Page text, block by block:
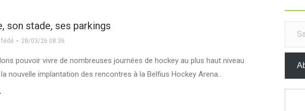
son stade, ses parkings
fédé 28/03/26 08:36
pouvoir vivre de nombreuses journées de hockey au plus haut niveau
nouvelle implantation des rencontres à la Belfius Hockey Arena…
Saisissez votre adresse e-mail…